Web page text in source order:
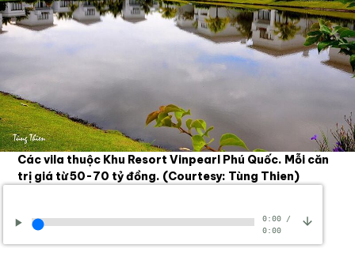
Các vila thuộc Khu Resort Vinpearl Phú Quốc. Mỗi căn
trị giá từ 50-70 tỷ đồng. (Courtesy: Tùng Thien)
0:00/
0:00